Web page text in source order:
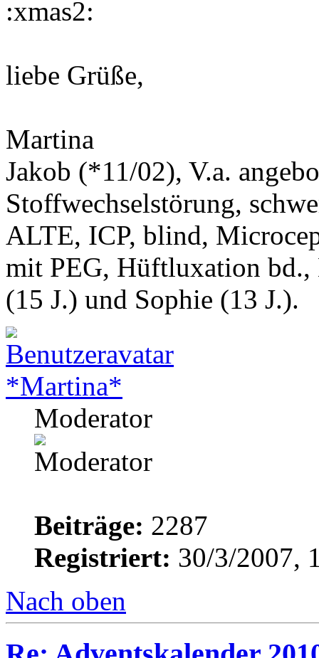
liebe Grüße,
Martina
Jakob (*11/02), V.a.
Stoffwechselstörung,
ALTE, ICP, blind,
mit PEG, Hüftluxation bd.,
(15 J.) und Sophie (13 J.).
*Martina*
Moderator
Beiträge: 2287
Registriert: 30/3/2007,
Nach oben